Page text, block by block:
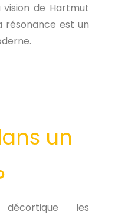
vision de Hartmut
résonance est un
un
les